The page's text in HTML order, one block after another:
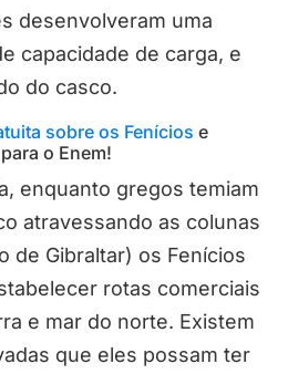
desenvolveram uma
capacidade de carga, e
do casco.
sobre os Fenícios e
o Enem!
enquanto gregos temiam
atravessando as colunas
de Gibraltar) os Fenícios
rotas comerciais
e mar do norte. Existem
que eles possam ter